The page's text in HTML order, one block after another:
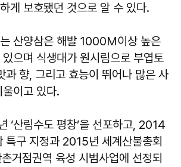
게 보호됐던 것으로 알 수 있다.
산양삼은 해발 1000M이상 높은
으며 식생대가 원시림으로 부엽토
과 향, 그리고 효능이 뛰어나 많은 사
이고 있다.
‘산림수도 평창’을 선포하고, 2014
특구 지정과 2015년 세계산불총회
거점권역 육성 시범사업에 선정되